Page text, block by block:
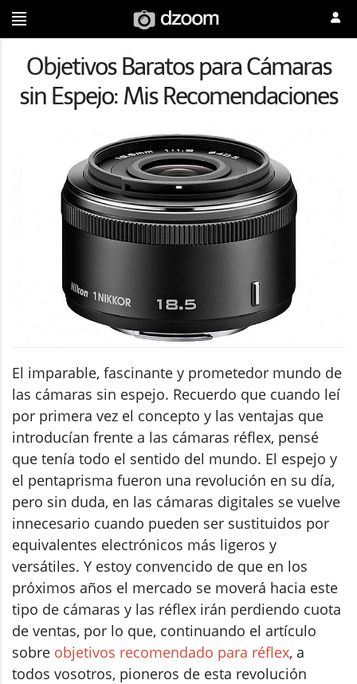
Objetivos Baratos para Cámaras
sin Espejo: Mis Recomendaciones
El imparable, fascinante y prometedor mundo de
las cámaras sin espejo. Recuerdo que cuando leí
por primera vez el concepto y las ventajas que
introducían frente a las cámaras réflex, pensé
que tenía todo el sentido del mundo. El espejo y
el pentaprisma fueron una revolución en su día,
pero sin duda, en las cámaras digitales se vuelve
innecesario cuando pueden ser sustituidos por
equivalentes electrónicos más ligeros y
versátiles. Y estoy convencido de que en los
próximos años el mercado se moverá hacia este
tipo de cámaras y las réflex irán perdiendo cuota
de ventas, por lo que, continuando el artículo
sobre objetivos recomendado para réflex, a
todos vosotros, pioneros de esta revolución